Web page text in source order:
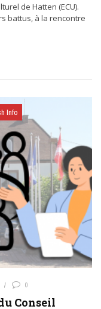
de Hatten (ECU).
battus, à la rencontre
Info
0
Conseil